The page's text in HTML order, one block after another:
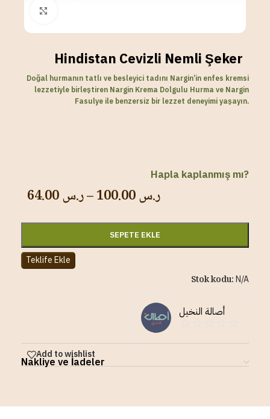
Hindistan Cevizli Nemli Şeker
Doğal hurmanın tatlı ve besleyici tadını Nargin’in enfes kremsi
lezzetiyle birleştiren Nargin Krema Dolgulu Hurma ve Nargin
Fasulye ile benzersiz bir lezzet deneyimi yaşayın.
Hapla kaplanmış mı?
ر.س– ر.س
SEPETE EKLE
Teklife Ekle
Stok kodu:N/A
أصالة النخيل
Add to wishlist
Nakliye ve İadeler